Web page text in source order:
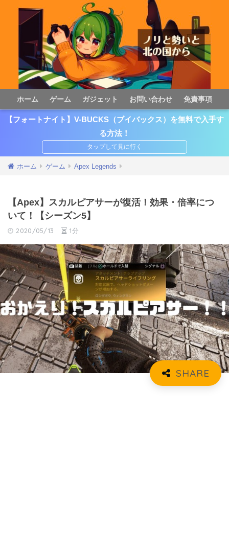
ホーム ゲーム ガジェット お問い合わせ 免責事項
【フォートナイト】V-BUCKS（ブイバックス）を無料で入手す
る方法！
ホーム ゲーム Apex Legends
【Apex】スカルピアサーが復活！効果・倍率につ
いて！【シーズン5】
2020/05/13 1分